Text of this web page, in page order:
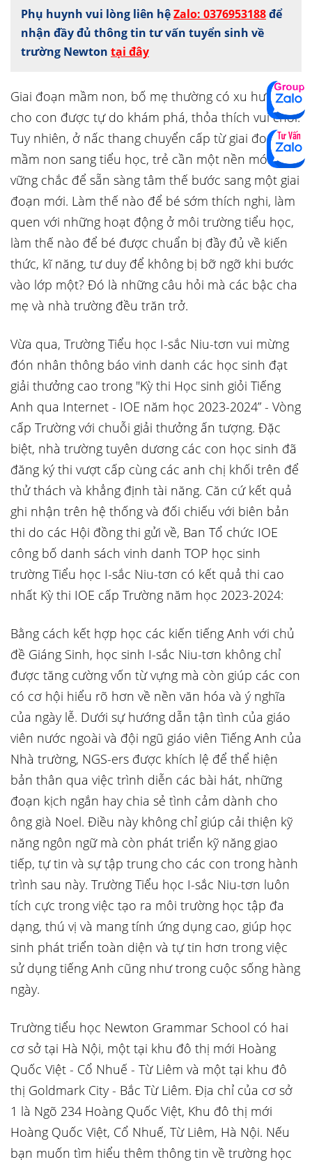
Phụ huynh vui lòng liên hệZalo: 0376953188để
nhận đầy đủ thông tin tư vấn tuyển sinh về
trường Newton tại đây
Giai đoạn mầm non, bố mẹ thường có xu hướng
cho con được tự do khám phá, thỏa thích vui chơi.
Tuy nhiên, ở nấc thang chuyển cấp từ giai đoạn
mầm non sang tiểu học, trẻ cần một nền móng
vững chắc để sẵn sàng tâm thế bước sang một giai
đoạn mới. Làm thế nào để bé sớm thích nghi, làm
quen với những hoạt động ở môi trường tiểu học,
làm thế nào để bé được chuẩn bị đầy đủ về kiến
thức, kĩ năng, tư duy để không bị bỡ ngỡ khi bước
vào lớp một? Đó là những câu hỏi mà các bậc cha
mẹ và nhà trường đều trăn trở.
Vừa qua, Trường Tiểu học I-sắc Niu-tơn vui mừng
đón nhân thông báo vinh danh các học sinh đạt
giải thưởng cao trong "Kỳ thi Học sinh giỏi Tiếng
Anh qua Internet - IOE năm học 2023-2024” - Vòng
cấp Trường với chuỗi giải thưởng ấn tượng. Đặc
biệt, nhà trường tuyên dương các con học sinh đã
đăng ký thi vượt cấp cùng các anh chị khối trên để
thử thách và khẳng định tài năng. Căn cứ kết quả
ghi nhận trên hệ thống và đối chiếu với biên bản
thi do các Hội đồng thi gửi về, Ban Tổ chức IOE
công bố danh sách vinh danh TOP học sinh
trường Tiểu học I-sắc Niu-tơn có kết quả thi cao
nhất Kỳ thi IOE cấp Trường năm học 2023-2024:
Bằng cách kết hợp học các kiến tiếng Anh với chủ
đề Giáng Sinh, học sinh I-sắc Niu-tơn không chỉ
được tăng cường vốn từ vựng mà còn giúp các con
có cơ hội hiểu rõ hơn về nền văn hóa và ý nghĩa
của ngày lễ. Dưới sự hướng dẫn tận tình của giáo
viên nước ngoài và đội ngũ giáo viên Tiếng Anh của
Nhà trường, NGS-ers được khích lệ để thể hiện
bản thân qua việc trình diễn các bài hát, những
đoạn kịch ngắn hay chia sẻ tình cảm dành cho
ông già Noel. Điều này không chỉ giúp cải thiện kỹ
năng ngôn ngữ mà còn phát triển kỹ năng giao
tiếp, tự tin và sự tập trung cho các con trong hành
trình sau này. Trường Tiểu học I-sắc Niu-tơn luôn
tích cực trong việc tạo ra môi trường học tập đa
dạng, thú vị và mang tính ứng dụng cao, giúp học
sinh phát triển toàn diện và tự tin hơn trong việc
sử dụng tiếng Anh cũng như trong cuộc sống hàng
ngày.
Trường tiểu học Newton Grammar School có hai
cơ sở tại Hà Nội, một tại khu đô thị mới Hoàng
Quốc Việt - Cổ Nhuế - Từ Liêm và một tại khu đô
thị Goldmark City - Bắc Từ Liêm. Địa chỉ của cơ sở
1 là Ngõ 234 Hoàng Quốc Việt, Khu đô thị mới
Hoàng Quốc Việt, Cổ Nhuế, Từ Liêm, Hà Nội. Nếu
bạn muốn tìm hiểu thêm thông tin về trường học